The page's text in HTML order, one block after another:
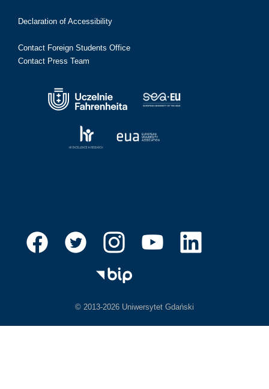
Declaration of Accessibility
Contact Foreign Students Office
Contact Press Team
© 2013-2026 Uniwersytet Gdański